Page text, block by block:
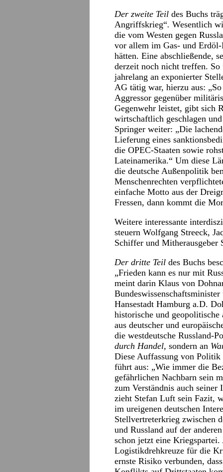
Der zweite Teil des Buchs
Angriffskrieg“. Wesentlich
die vom Westen gegen
vor allem im Gas- und
hätten. Eine abschließende,
derzeit noch nicht treffen.
jahrelang an exponierter
AG tätig war, hierzu aus:
Aggressor gegenüber
Gegenwehr leistet, gibt sich
wirtschaftlich geschlagen
Springer weiter: „Die
Lieferung eines
die OPEC-Staaten sowie
Lateinamerika.“ Um diese
die deutsche Außenpolitik
Menschenrechten
einfache Motto aus der
Fressen, dann kommt die
Weitere interessante
steuern Wolfgang Streeck,
Schiffer und Mitherausgeber
Der dritte Teil des Buchs
„Frieden kann es nur mit
meint darin Klaus von
Hansestadt Hamburg a.D.
historische und geopolitische
aus deutscher und
die westdeutsche Russland-
durch Handel, sondern an
Diese Auffassung von Politik
führt aus: „Wie immer die
gefährlichen Nachbarn sein
zum Verständnis auch seiner
zieht Stefan Luft sein Fazit,
im ureigenen deutschen
Stellvertreterkrieg zwischen
und Russland auf der
schon jetzt eine
Logistikdrehkreuze für die
ernste Risiko verbunden,